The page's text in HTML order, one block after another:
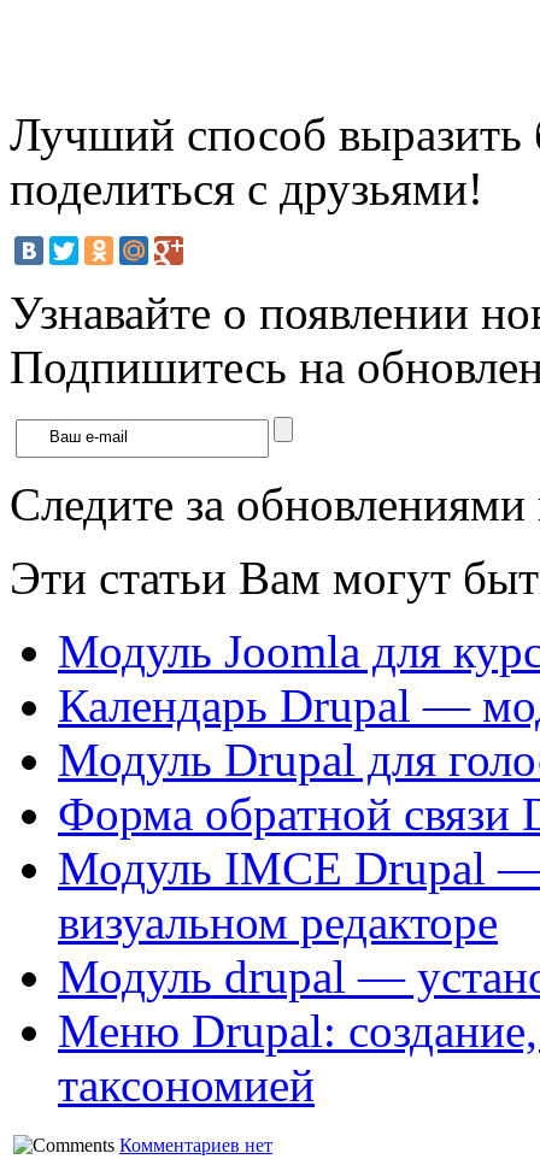
Лучший способ выразить
поделиться с друзьями!
Узнавайте о появлении
Подпишитесь на
Следите за
Эти статьи Вам могут
Модуль Joomla для
Календарь Drupal —
Модуль Drupal для
Форма обратной
Модуль IMCE Drupal —
визуальном редакторе
Модуль drupal —
Меню Drupal: создание,
таксономией
Комментариев нет